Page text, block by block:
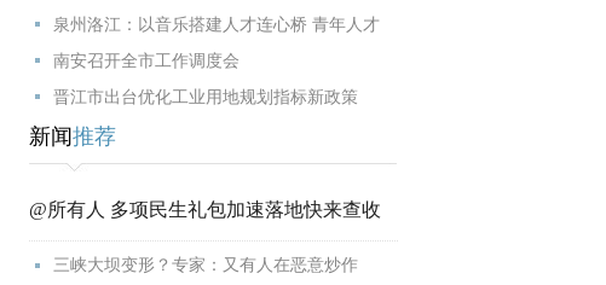
泉州洛江：以音乐搭建人才连心桥 青年人才
南安召开全市工作调度会
晋江市出台优化工业用地规划指标新政策
新闻推荐
@所有人 多项民生礼包加速落地快来查收
三峡大坝变形？专家：又有人在恶意炒作